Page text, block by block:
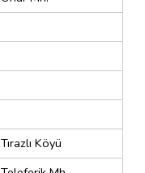
Tırazlı Köyü